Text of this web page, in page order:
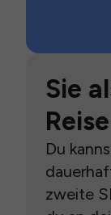
Sie
Du
zweite